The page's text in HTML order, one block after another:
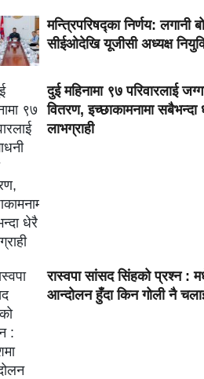
मन्त्रिपरिषद्का निर्णय: लगानी
सीईओदेखि यूजीसी अध्यक्ष
दुई महिनामा ९७ परिवारलाई
वितरण, इच्छाकामनामा सबैभन्दा
लाभग्राही
रास्वपा सांसद सिंहको प्रश्न :
आन्दोलन हुँदा किन गोली नै